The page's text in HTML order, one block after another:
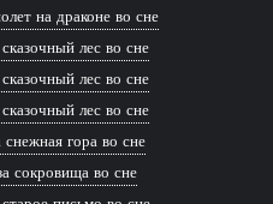
на драконе во сне
лес во сне
лес во сне
лес во сне
снежная гора во сне
сокровища во сне